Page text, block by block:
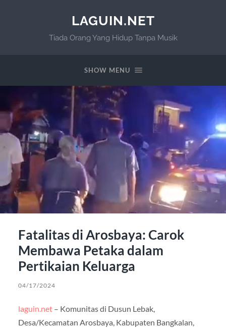
LAGUIN.NET
Tiada Orang Yang Hidup Tanpa Musik
SHOW MENU
Fatalitas di Arosbaya: Carok
Membawa Petaka dalam
Pertikaian Keluarga
04/17/2024
laguin.net– Komunitas di Dusun Lebak,
Desa/Kecamatan Arosbaya, Kabupaten Bangkalan,